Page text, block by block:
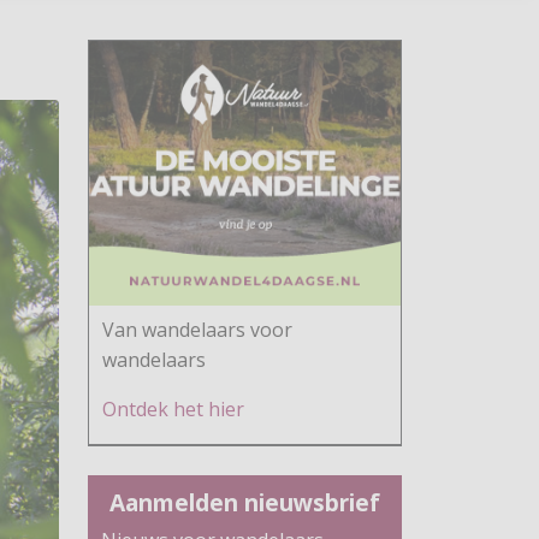
Van wandelaars voor
wandelaars
Ontdek het hier
Aanmelden nieuwsbrief